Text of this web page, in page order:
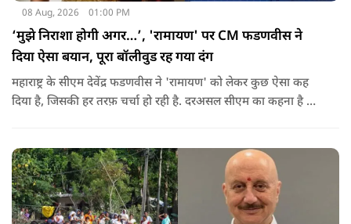
08 Aug, 2026 01:00 PM
‘मुझे निराशा होगी अगर…’, 'रामायण' पर CM फडणवीस ने
दिया ऐसा बयान, पूरा बॉलीवुड रह गया दंग
महाराष्ट्र के सीएम देवेंद्र फडणवीस ने 'रामायण' को लेकर कुछ ऐसा कह
दिया है, जिसकी हर तरफ़ चर्चा हो रही है. दरअसल सीएम का कहना है कि